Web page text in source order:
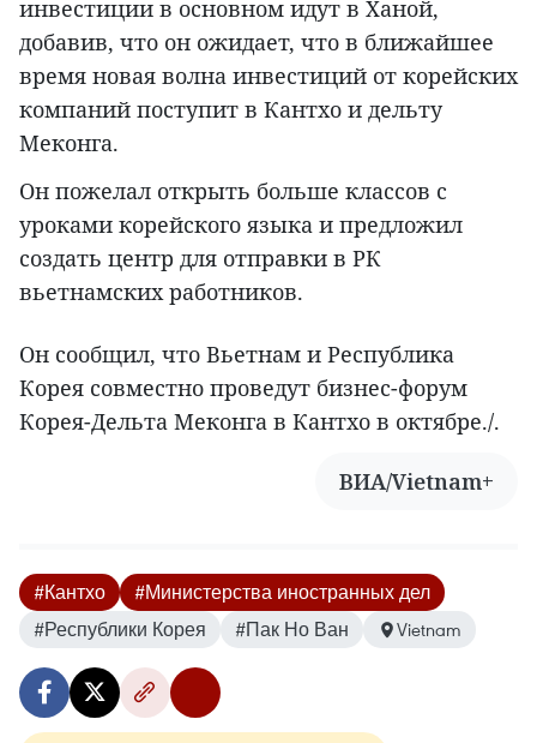
инвестиции в основном идут в Ханой,
добавив, что он ожидает, что в ближайшее
время новая волна инвестиций от корейских
компаний поступит в Кантхо и дельту
Меконга.
Он пожелал открыть больше классов с
уроками корейского языка и предложил
создать центр для отправки в РК
вьетнамских работников.
Он сообщил, что Вьетнам и Республика
Корея совместно проведут бизнес-форум
Корея-Дельта Меконга в Кантхо в октябре./.
ВИА/Vietnam+
#Кантхо
#Министерства иностранных дел
#Республики Корея
#Пак Но Ван Vietnam